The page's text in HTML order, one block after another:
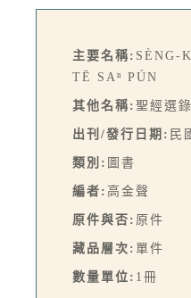
主要名稱: SÈNG-
TĒ SAⁿ PÚN
其他名稱: 聖經選
出刊/發行日期: 民
類別: 圖書
編者: 高金聲
原件與否: 原件
藏品層次: 單件
數量單位: 1冊